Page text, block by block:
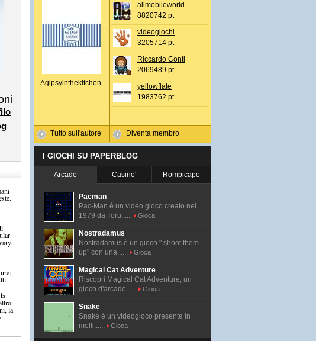
la
Agipsyinthekitchen
Tutto sull'autore
allmobileworld
8820742 pt
videogiochi
3205714 pt
Riccardo Conti
2069489 pt
yellowflate
1983762 pt
Diventa membro
I GIOCHI SU PAPERBLOG
Arcade Casino' Rompicapo
Pacman
Pac-Man é un video gioco creato nel
1979 da Toru......
Gioca
Nostradamus
Nostradamus è un gioco " shoot them
up" con una......
Gioca
Magical Cat Adventure
Riscopri Magical Cat Adventure, un
gioco d'arcade......
Gioca
Snake
Snake è un videogioco presente in
molti......
Gioca